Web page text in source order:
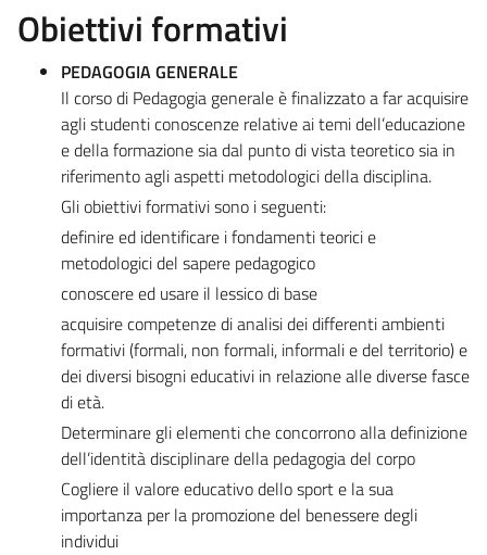
Obiettivi formativi
PEDAGOGIA GENERALE
Il corso di Pedagogia generale è finalizzato a far acquisire
agli studenti conoscenze relative ai temi dell’educazione
e della formazione sia dal punto di vista teoretico sia in
riferimento agli aspetti metodologici della disciplina.
Gli obiettivi formativi sono i seguenti:
definire ed identificare i fondamenti teorici e
metodologici del sapere pedagogico
conoscere ed usare il lessico di base
acquisire competenze di analisi dei differenti ambienti
formativi (formali, non formali, informali e del territorio) e
dei diversi bisogni educativi in relazione alle diverse fasce
di età.
Determinare gli elementi che concorrono alla definizione
dell’identità disciplinare della pedagogia del corpo
Cogliere il valore educativo dello sport e la sua
importanza per la promozione del benessere degli
individui